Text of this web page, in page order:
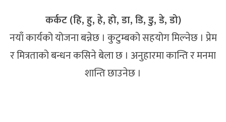
कर्कट (हि, हु, हे, हो, डा, डि, डु, डे, डो)
नयाँ कार्यको योजना बन्नेछ । कुटुम्बको सहयोग मिल्नेछ । प्रेम
र मित्रताको बन्धन कसिने बेला छ । अनुहारमा कान्ति र मनमा
शान्ति छाउनेछ ।